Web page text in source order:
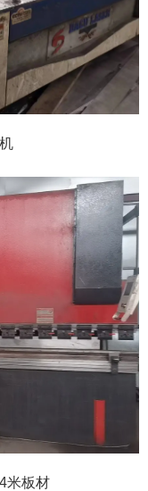
米板材